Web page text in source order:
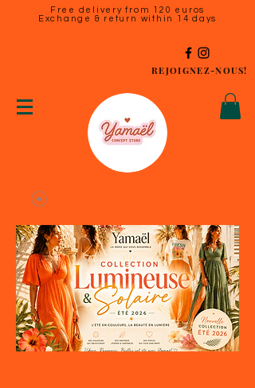
Free delivery from 120 euros
Exchange & return within 14 days
REJOIGNEZ-NOUS!